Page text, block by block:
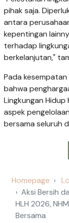
pihak saja.
antara
kepentingan
terhadap
berkelanjutan,"
Pada
bahwa
Lingkungan
aspek
bersama seluruh
Homepage
Aksi Bersih
HLH 2026,
Bersama